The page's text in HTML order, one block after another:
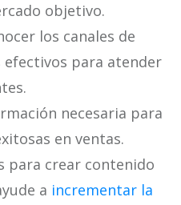
objetivo.
los canales de
efectivos para atender
necesaria para
en ventas.
para crear contenido
a incrementar la